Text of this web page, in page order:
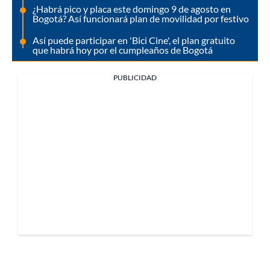
¿Habrá pico y placa este domingo 9 de agosto en
Bogotá? Así funcionará plan de movilidad por festivo
Así puede participar en 'Bici Cine', el plan gratuito
que habrá hoy por el cumpleaños de Bogotá
PUBLICIDAD